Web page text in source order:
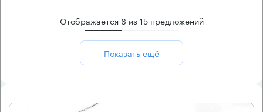
Отображается 6 из15предложений
Показать ещё